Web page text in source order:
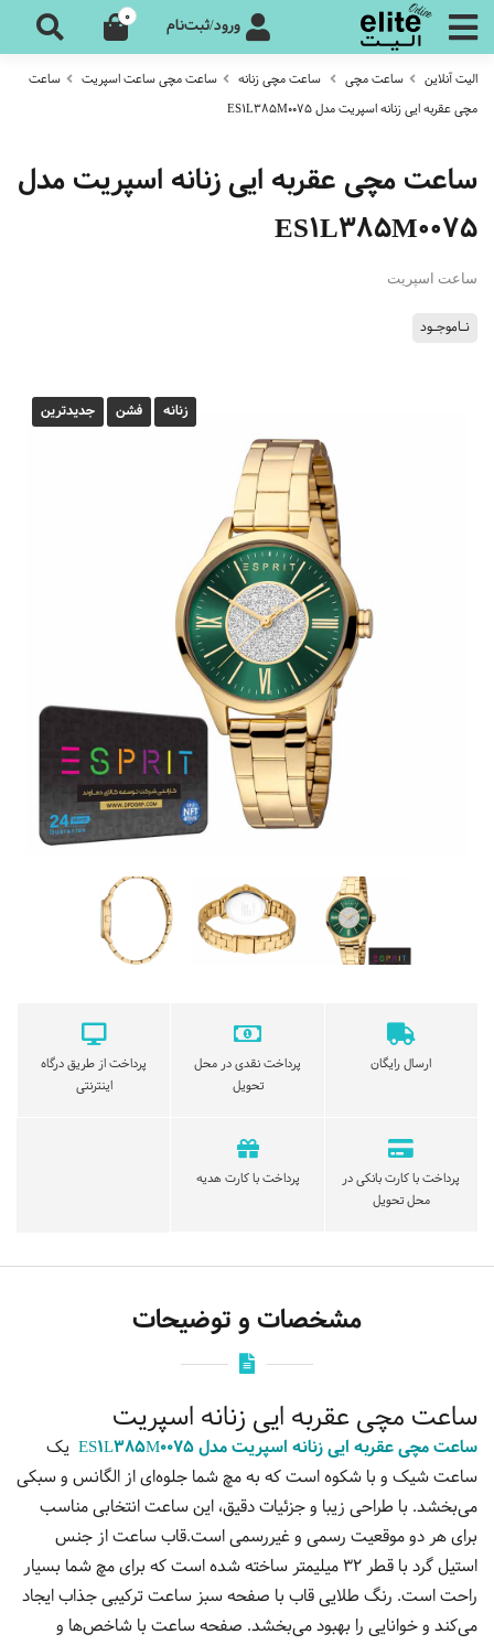
ورود/ثبت‌نام 0
الیت آنلاین ساعت مچی ساعت مچی زنانه ساعت مچی ساعت اسپریت
ساعت
مچی عقربه ایی زنانه اسپریت مدل ES1L385M0075
ساعت مچی عقربه ایی زنانه اسپریت مدل
ES1L385M0075
ساعت اسپریت
نـاموجـود
زنانه فشن جدیدترین
ارسال رایگان
پرداخت نقدی در محل
تحویل
پرداخت از طریق درگاه
اینترنتی
پرداخت با کارت بانکی در
محل تحویل
پرداخت با کارت هدیه
مشخصات و توضیحات
ساعت مچی عقربه ایی زنانه اسپریت
ساعت مچی عقربه ایی زنانه اسپریت مدل ES1L385M0075
یک
ساعت شیک و با شکوه است که به مچ شما جلوه‌ای از الگانس و سبکی
می‌بخشد. با طراحی زیبا و جزئیات دقیق، این ساعت انتخابی مناسب
برای هر دو موقعیت رسمی و غیررسمی است.قاب ساعت از جنس
استیل گرد با قطر 32 میلیمتر ساخته شده است که برای مچ شما بسیار
راحت است. رنگ طلایی قاب با صفحه سبز ساعت ترکیبی جذاب ایجاد
می‌کند و خوانایی را بهبود می‌بخشد. صفحه ساعت با شاخص‌ها و